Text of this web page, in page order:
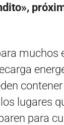
muchos
lugares
para